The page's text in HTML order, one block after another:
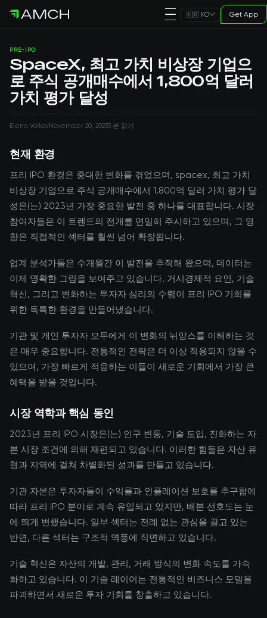
🇰🇷 KO Get App
PRE-IPO
SpaceX, 최고 가치 비상장 기업으
로 주식 공개매수에서 1,800억 달러
가치 평가 달성
Elena VolkovNovember 20, 20233 분 읽기
현재 환경
프리 IPO 환경은 중대한 변화를 겪었으며, spacex, 최고 가치
비상장 기업으로 주식 공개매수에서 1,800억 달러 가치 평가 달
성은(는) 2023년 가장 중요한 발전 중 하나를 대표합니다. 시장
참여자들은 이 트렌드의 전개를 면밀히 주시하고 있으며, 그 영
향은 직접적인 섹터를 훨씬 넘어 확장됩니다.
업계 분석가들은 수개월간 이 발전을 추적해 왔으며, 데이터는
이제 명확한 그림을 보여주고 있습니다. 거시경제적 요인, 기술
혁신, 그리고 변화하는 투자자 심리의 수렴이 프리 IPO 기회를
위한 독특한 환경을 만들어냈습니다.
기관 및 개인 투자자 모두에게 이 변화의 뉘앙스를 이해하는 것
은 매우 중요합니다. 전통적인 전략은 더 이상 적용되지 않을 수
있으며, 가장 빠르게 적응하는 이들이 새로운 기회에서 가장 큰
혜택을 받을 것입니다.
시장 역학과 핵심 동인
2023년 프리 IPO 시장은(는) 인구 변동, 기술 도입, 진화하는 자
본 시장 조건에 의해 재편되고 있습니다. 이러한 힘들은 자산 유
형과 지역에 걸쳐 차별화된 성과를 만들고 있습니다.
기관 자본은 투자자들이 수익률과 인플레이션 보호를 추구함에
따라 프리 IPO 분야로 계속 유입되고 있지만, 배분 선호도는 눈
에 띄게 변했습니다. 일부 섹터는 전례 없는 관심을 끌고 있는
반면, 다른 섹터는 구조적 역풍에 직면하고 있습니다.
기술 혁신은 자산의 개발, 관리, 거래 방식의 변화 속도를 가속
화하고 있습니다. 이 기술 레이어는 전통적인 비즈니스 모델을
파괴하면서 새로운 투자 기회를 창출하고 있습니다.